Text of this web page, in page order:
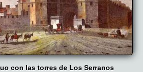
con las torres de Los Serranos